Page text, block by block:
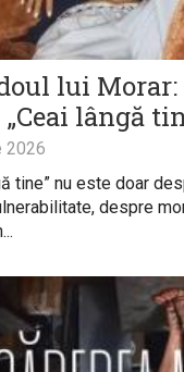
lui Morar:
„Ceai lângă
2026
tine” nu este doar
despre